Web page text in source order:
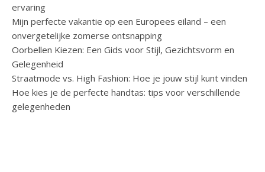
ervaring
Mijn perfecte vakantie op een Europees eiland – een
onvergetelijke zomerse ontsnapping
Oorbellen Kiezen: Een Gids voor Stijl, Gezichtsvorm en
Gelegenheid
Straatmode vs. High Fashion: Hoe je jouw stijl kunt vinden
Hoe kies je de perfecte handtas: tips voor verschillende
gelegenheden